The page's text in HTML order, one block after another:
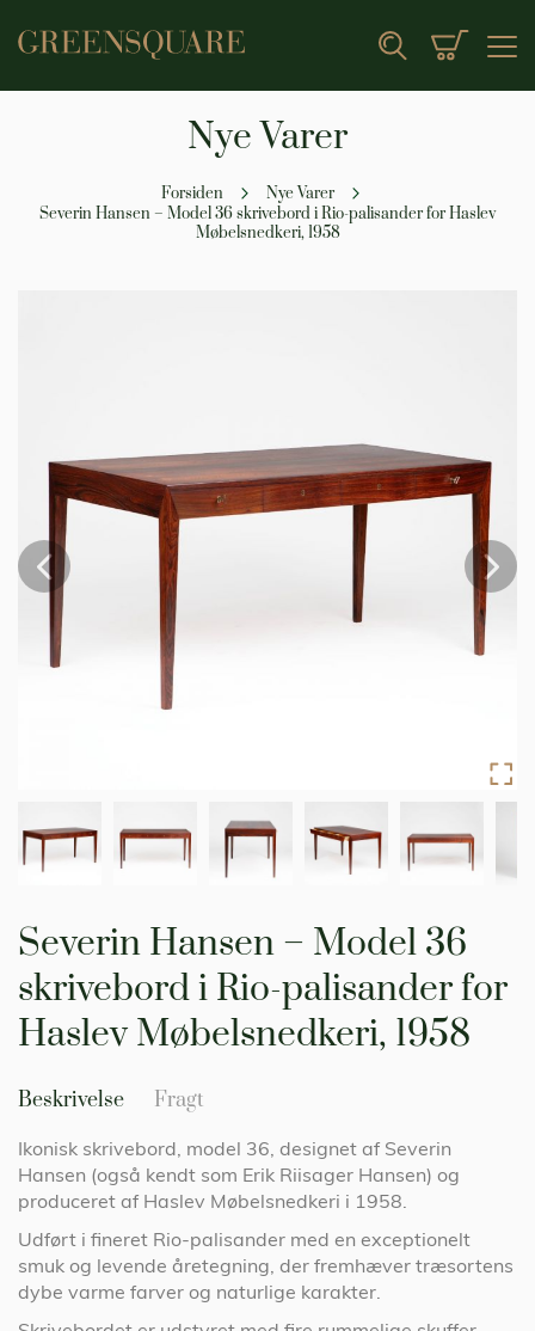
Search Min
Nye Varer
Forsiden
Nye Varer
Severin Hansen – Model 36 skrivebord i Rio-palisander for Haslev
Møbelsnedkeri, 1958
Severin Hansen – Model 36
skrivebord i Rio-palisander for
Haslev Møbelsnedkeri, 1958
Beskrivelse
Ikonisk skrivebord, model 36, designet af Severin
Hansen (også kendt som Erik Riisager Hansen) og
produceret af Haslev Møbelsnedkeri i 1958.
Udført i fineret Rio-palisander med en exceptionelt
smuk og levende åretegning, der fremhæver træsortens
dybe varme farver og naturlige karakter.
Fragt
starten
billedgalleriet